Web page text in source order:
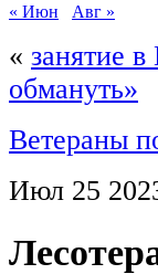
« Июн
Авг »
« занятие
обмануть»
Ветераны
Июл 25